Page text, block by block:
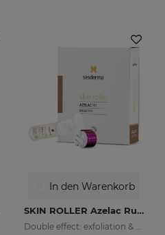
In den Warenkorb
SKIN ROLLER Azelac Ru 10 Ml